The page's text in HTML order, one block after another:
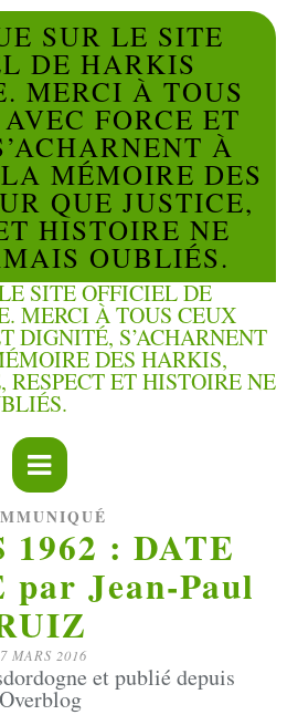
SUR LE SITE
DE HARKIS
MERCI À TOUS
FORCE ET
À
MÉMOIRE DES
QUE JUSTICE,
HISTOIRE NE
OUBLIÉS.
1962 : DATE
Jean-Paul
MARS 2016
et publié depuis
Overblog